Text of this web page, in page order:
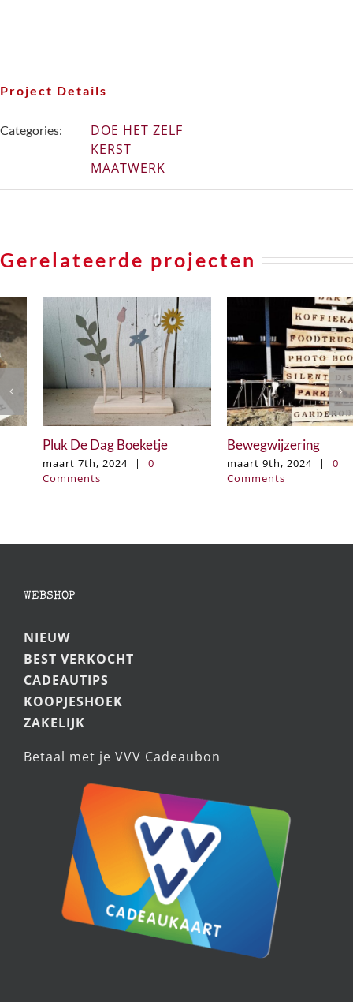
Project Details
Categories:
DOE HET ZELF
KERST
MAATWERK
Gerelateerde projecten
Pluk De Dag Boeketje
maart 7th, 2024 | 0
Comments
Bewegwijzering
maart 9th, 2024 | 0
Comments
WEBSHOP
NIEUW
BEST VERKOCHT
CADEAUTIPS
KOOPJESHOEK
ZAKELIJK
Betaal met je VVV Cadeaubon